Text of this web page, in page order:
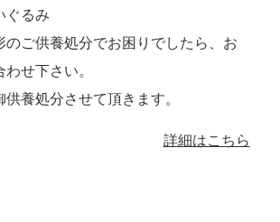
ぐるみ
のご供養処分でお困りでしたら、お
せ下さい。
養処分させて頂きます。
詳細はこちら